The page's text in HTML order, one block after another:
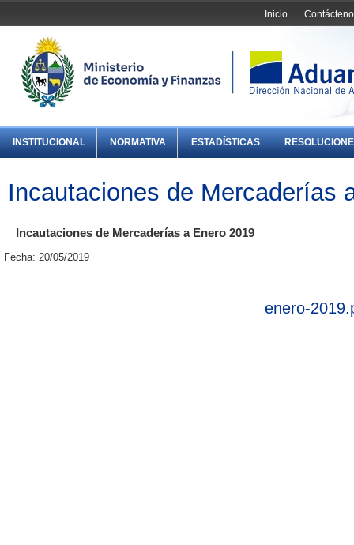
Inicio
INSTITUCIONAL NORMATIVA ESTADÍSTICAS
Incautaciones de Mercaderías
Incautaciones de Mercaderías a Enero 2019
Fecha: 20/05/2019
enero-